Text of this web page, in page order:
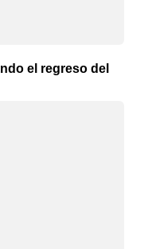
el regreso del